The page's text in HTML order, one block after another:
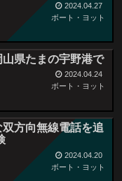
2024.04.27
ボート・ヨット
県たまの宇野港で
2024.04.24
ボート・ヨット
方向無線電話を追
2024.04.20
ボート・ヨット